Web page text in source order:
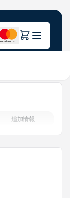
追加情報